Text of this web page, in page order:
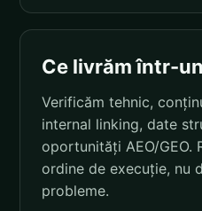
Ce livrăm într-
Verificăm tehnic,
internal linking, date
oportunități AEO/GEO.
ordine de execuție, nu
probleme.